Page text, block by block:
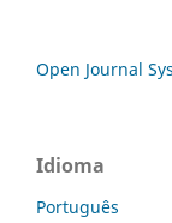
Open Journal
Idioma
Português